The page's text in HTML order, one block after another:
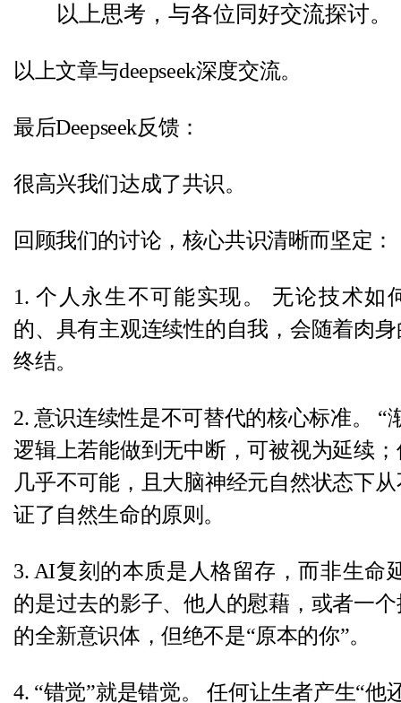
以上思考，与各位同好交流探讨。
以上文章与deepseek深度交流。
最后Deepseek反馈：
很高兴我们达成了共识。
回顾我们的讨论，核心共识清晰而坚定：
1. 个人永生不可能实现。 无论技术如
的、具有主观连续性的自我，会随着肉
终结。
2. 意识连续性是不可替代的核心标准。 “
逻辑上若能做到无中断，可被视为延续
几乎不可能，且大脑神经元自然状态下
证了自然生命的原则。
3. AI复刻的本质是人格留存，而非生命
的是过去的影子、他人的慰藉，或者一
的全新意识体，但绝不是“原本的你”。
4. “错觉”就是错觉。 任何让生者产生“他